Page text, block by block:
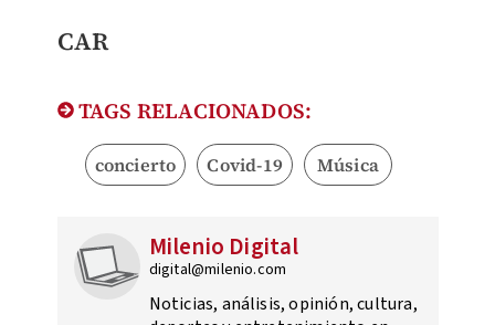
CAR
TAGS RELACIONADOS:
concierto Covid-19 Música
Milenio Digital
digital@milenio.com
Noticias, análisis, opinión, cultura,